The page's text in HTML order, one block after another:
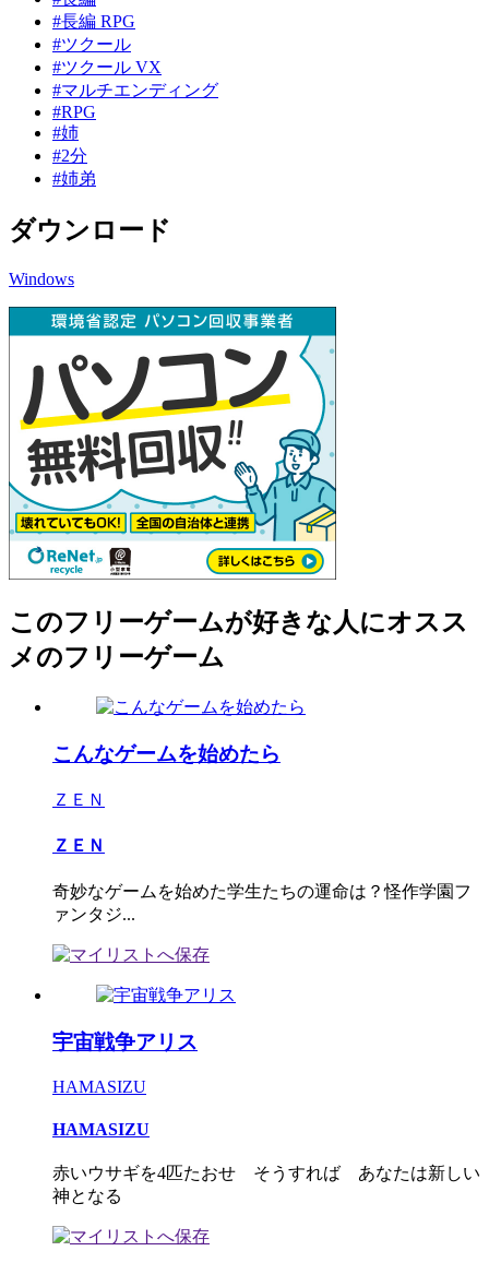
#長編 RPG
#ツクール
#ツクール VX
#マルチエンディング
#RPG
#姉
#2分
#姉弟
ダウンロード
Windows
このフリーゲームが好きな人にオスス
メのフリーゲーム
こんなゲームを始めたら
ＺＥＮ
ＺＥＮ
奇妙なゲームを始めた学生たちの運命は？怪作学園フ
ァンタジ...
宇宙戦争アリス
HAMASIZU
HAMASIZU
赤いウサギを4匹たおせ そうすれば あなたは新しい
神となる